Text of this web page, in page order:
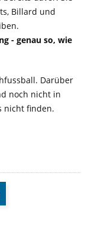
Billard und
- genau so, wie
Darüber
noch nicht in
nicht finden.